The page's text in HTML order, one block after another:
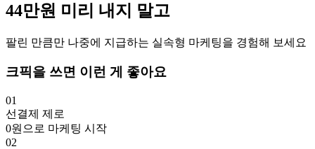
44만원 미리 내지 말고
팔린 만큼만 나중에 지급하는 실속형 마케팅을 경험해 보세요
크픽을 쓰면 이런 게 좋아요
01
선결제 제로
0원으로 마케팅 시작
02